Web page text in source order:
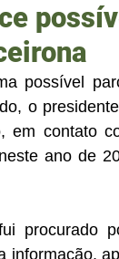
possível
o
em contato
ano de
procurado
informação,